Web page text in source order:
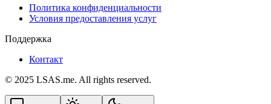
Политика конфиденциальности
Условия предоставления услуг
Поддержка
Контакт
© 2025 LSAS.me. All rights reserved.